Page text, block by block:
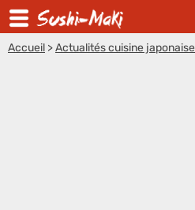
Accueil >Actualités cuisine japonaise